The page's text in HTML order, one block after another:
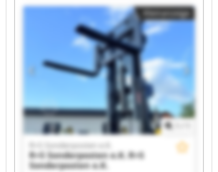
R+S Sonderposten e.K. R+S Sonderposten e.K.
R+S Sonderposten e.K. R+S Sonderposten e.K.
R+S Sonderposten e.K. R+S Sonderposten e.K.
R+S Sonderposten e.K. R+S Sonderposten e.K.
R+S Sonderposten e.K. R+S Sonderposten e.K.
R+S Sonderposten e.K. R+S Sonderposten e.K.
Kleinanzeige
R+S Sonderposten e.K.
R+S Sonderposten e.K. R+S
Sonderposten e.K.